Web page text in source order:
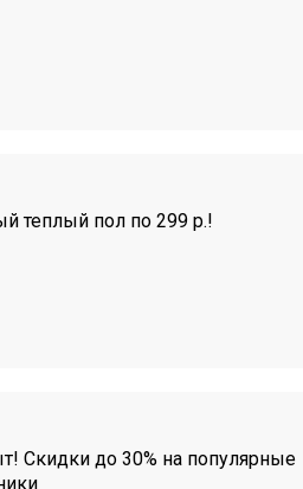
теплый пол по 299 р.!
Скидки до 30% на популярные